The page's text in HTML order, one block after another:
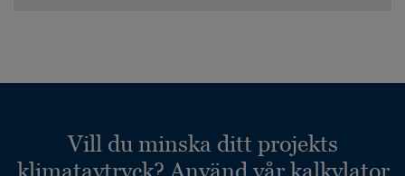
Vill du minska ditt projekts
klimatavtryck? Använd vår kalkylator